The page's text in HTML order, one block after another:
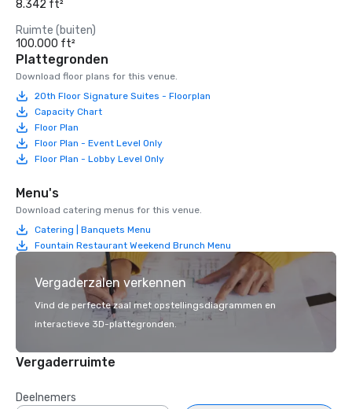
8.342 ft²
Ruimte (buiten)
100.000 ft²
Plattegronden
Download floor plans for this venue.
20th Floor Signature Suites - Floorplan
Capacity Chart
Floor Plan
Floor Plan - Event Level Only
Floor Plan - Lobby Level Only
Menu's
Download catering menus for this venue.
Catering | Banquets Menu
Fountain Restaurant Weekend Brunch Menu
Vergaderzalen verkennen
Vind de perfecte zaal met opstellingsdiagrammen en
interactieve 3D-plattegronden.
Vergaderruimte
Deelnemers